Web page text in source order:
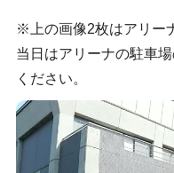
※上の画像2枚はアリー
当日はアリーナの駐車
ください。